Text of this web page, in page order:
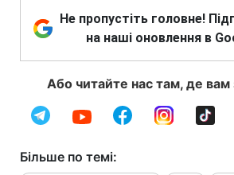
Не пропустіть головне!
на наші оновлення в
Або читайте нас там, де вам
Більше по темі: